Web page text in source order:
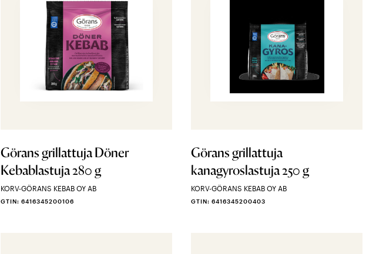
Görans grillattuja Döner
Kebablastuja 280 g
KORV-GÖRANS KEBAB OY AB
GTIN: 6416345200106
Görans grillattuja
kanagyroslastuja 250 g
KORV-GÖRANS KEBAB OY AB
GTIN: 6416345200403